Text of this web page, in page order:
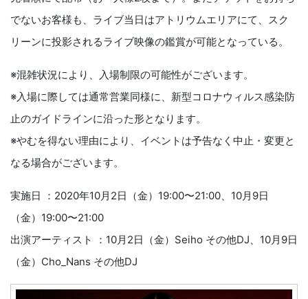
でないお客様も、ライブ当日はアトリウムエリアにて、スク
リーンに投影されるライブ映像の鑑賞が可能となっている。
※混雑状況により、入場制限の可能性がございます。
※入場に際しては通常営業同様に、新型コロナウィルス感染防
止のガイドラインに沿った形となります。
※やむを得ない理由により、イベントは予告なく中止・変更と
なる場合がございます。
実施日 ：2020年10月2日（金）19:00〜21:00、10月9日
（金）19:00〜21:00
出演アーティスト ：10月2日（金）Seiho その他DJ、10月9日
（金）Cho_Nans その他DJ